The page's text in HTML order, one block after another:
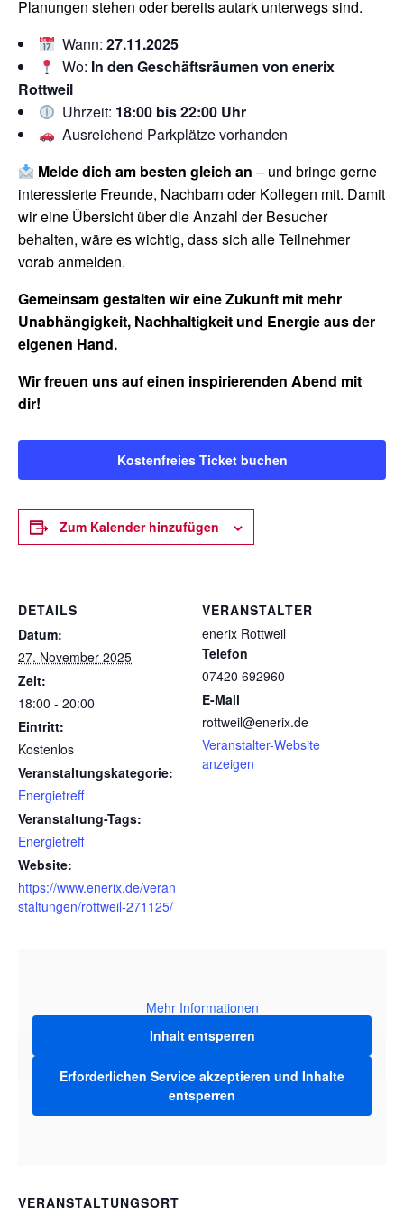
Planungen stehen oder bereits autark unterwegs sind.
Wann:27.11.2025
Wo: In den Geschäftsräumen von enerix
Rottweil
Uhrzeit: 18:00 bis 22:00 Uhr
Ausreichend Parkplätze vorhanden
Melde dich am besten gleich an – und bringe gerne
interessierte Freunde, Nachbarn oder Kollegen mit. Damit
wir eine Übersicht über die Anzahl der Besucher
behalten, wäre es wichtig, dass sich alle Teilnehmer
vorab anmelden.
Gemeinsam gestalten wir eine Zukunft mit mehr
Unabhängigkeit, Nachhaltigkeit und Energie aus der
eigenen Hand.
Wir freuen uns auf einen inspirierenden Abend mit
dir!
Kostenfreies Ticket buchen
Zum Kalender hinzufügen
DETAILS
Datum:
27. November 2025
Zeit:
18:00 - 20:00
Eintritt:
Kostenlos
Veranstaltungskategorie:
Energietreff
Veranstaltung-Tags:
Energietreff
Website:
https://www.enerix.de/veran
staltungen/rottweil-271125/
VERANSTALTER
enerix Rottweil
Telefon
07420 692960
E-Mail
rottweil@enerix.de
Veranstalter-Website
anzeigen
VERANSTALTUNGSORT
Mehr Informationen
Inhalt entsperren
Erforderlichen Service akzeptieren und Inhalte
entsperren